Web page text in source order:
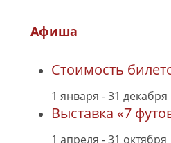
Афиша
Стоимость
1 января -31 декабря
Выставка «7
1 апреля -31 октября